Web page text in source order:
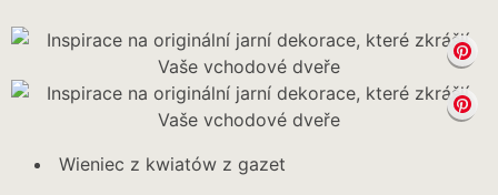
Wieniec z kwiatów z gazet